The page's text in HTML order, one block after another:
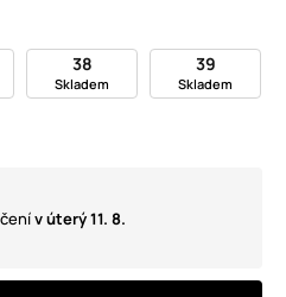
38
Skladem
39
Skladem
v úterý 11. 8.